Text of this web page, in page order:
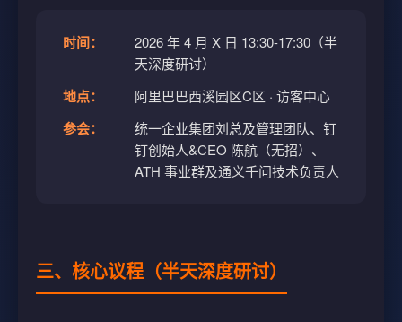
时间：
2026 年 4 月 X 日 13:30-17:30（半
天深度研讨）
地点： 阿里巴巴西溪园区C区 · 访客中心
参会：
统一企业集团刘总及管理团队、钉
钉创始人&CEO 陈航（无招）、
ATH 事业群及通义千问技术负责人
三、核心议程（半天深度研讨）